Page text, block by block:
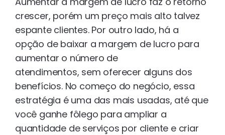
crescer, porém um preço mais alto talvez
espante clientes. Por outro lado, há a
opção de baixar a margem de lucro para
aumentar o número de
atendimentos, sem oferecer alguns dos
benefícios. No começo do negócio, essa
estratégia é uma das mais usadas, até que
você ganhe fôlego para ampliar a
quantidade de serviços por cliente e criar